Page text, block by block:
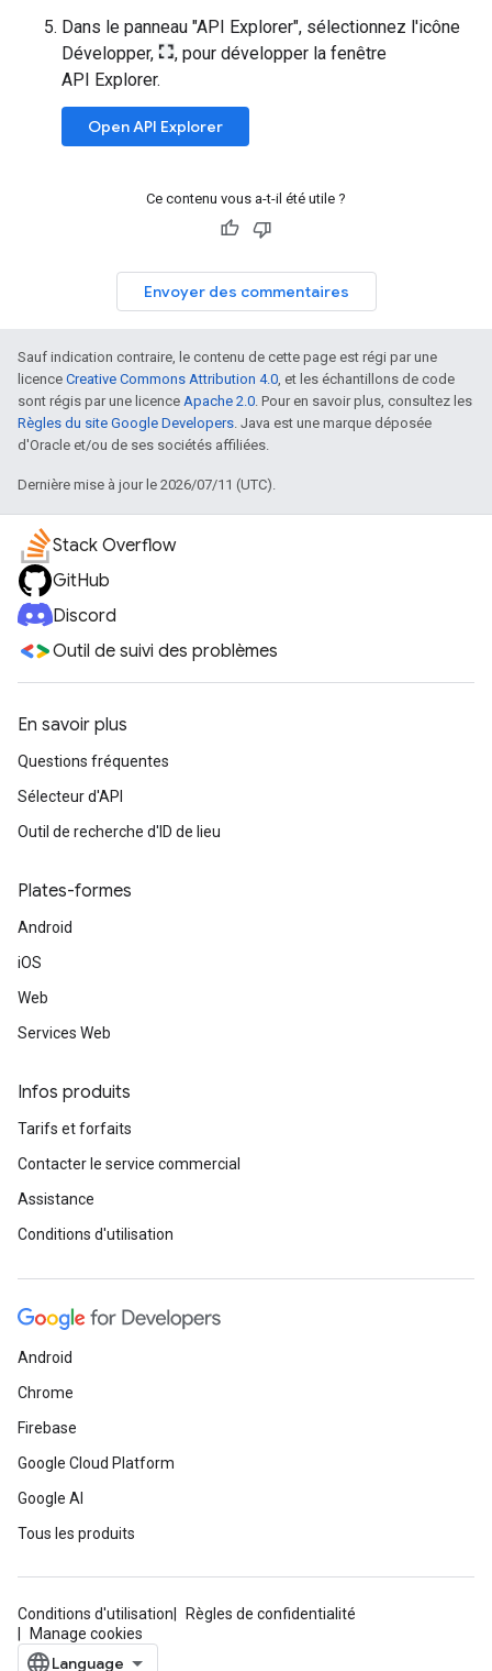
Dans le panneau "API Explorer", sélectionnez l'icône
Développer,
, pour développer la fenêtre
API Explorer.
Open API Explorer
Ce contenu vous a-t-il été utile ?
Envoyer des commentaires
Sauf indication contraire, le contenu de cette page est régi par une
licence Creative Commons Attribution 4.0, et les échantillons de code
sont régis par une licence Apache 2.0. Pour en savoir plus, consultez les
Règles du site Google Developers. Java est une marque déposée
d'Oracle et/ou de ses sociétés affiliées.
Dernière mise à jour le 2026/07/11 (UTC).
Stack Overflow
GitHub
Discord
Outil de suivi des problèmes
En savoir plus
Questions fréquentes
Sélecteur d'API
Outil de recherche d'ID de lieu
Plates-formes
Android
iOS
Web
Services Web
Infos produits
Tarifs et forfaits
Contacter le service commercial
Assistance
Conditions d'utilisation
Android
Chrome
Firebase
Google Cloud Platform
Google AI
Tous les produits
Conditions d'utilisation
Règles de confidentialité
Manage cookies